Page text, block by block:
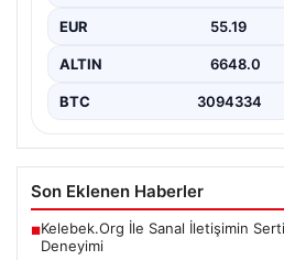
EUR 55.19
ALTIN 6648.0
BTC 3094334
Son Eklenen Haberler
■Kelebek.Org İle Sanal İletişimin
Deneyimi